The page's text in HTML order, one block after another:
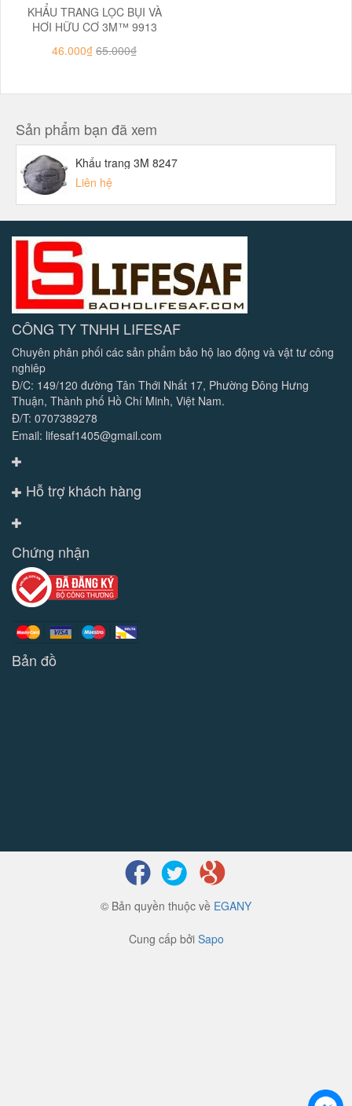
KHẨU TRANG LỌC BỤI VÀ
HƠI HỮU CƠ 3M™ 9913
46.000₫ 65.000₫
Sản phẩm bạn đã xem
Khẩu trang 3M 8247
Liên hệ
CÔNG TY TNHH LIFESAF
Chuyên phân phối các sản phẩm bảo hộ lao động và vật tư công
nghiêp
Đ/C: 149/120 đường Tân Thới Nhất 17, Phường Đông Hưng
Thuận, Thành phố Hồ Chí Minh, Việt Nam.
Đ/T: 0707389278
Email: lifesaf1405@gmail.com
Hỗ trợ khách hàng
Chứng nhận
Bản đồ
© Bản quyền thuộc về EGANY
Cung cấp bởi Sapo